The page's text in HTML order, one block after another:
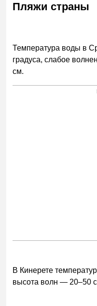
Пляжи страны
Температура воды в
градуса, слабое
см.
В Кинерете
высота волн — 20–50